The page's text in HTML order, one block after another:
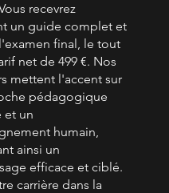
recevrez
un guide complet et
final, le tout
net de 499 €. Nos
mettent l'accent sur
pédagogique
et un
humain,
ainsi un
efficace et ciblé.
carrière dans la